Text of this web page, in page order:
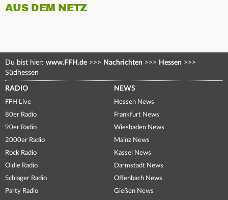
AUS DEM NETZ
Du bist hier: www.FFH.de >>> Nachrichten >>> Hessen >>>
Südhessen
RADIO
FFH Live
80er Radio
90er Radio
2000er Radio
Rock Radio
Oldie Radio
Schlager Radio
Party Radio
NEWS
Hessen News
Frankfurt News
Wiesbaden News
Mainz News
Kassel News
Darmstadt News
Offenbach News
Gießen News